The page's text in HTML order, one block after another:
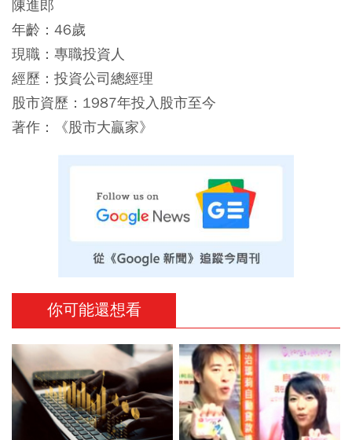
陳進郎
年齡：46歲
現職：專職投資人
經歷：投資公司總經理
股市資歷：1987年投入股市至今
著作：《股市大贏家》
你可能還想看